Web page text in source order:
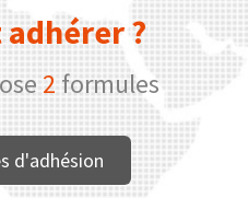
?
2 formules
d'adhésion